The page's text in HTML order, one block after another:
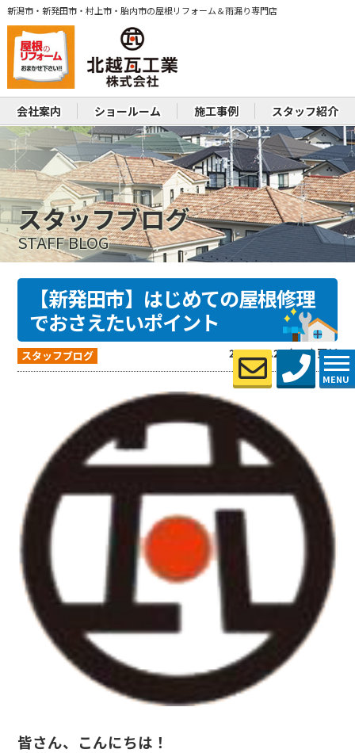
新潟市・新発田市・村上市・胎内市の屋根リフォーム＆雨漏り専門店
MENU
会社案内 ショールーム 施工事例 スタッフ紹介
スタッフブログ
STAFF BLOG
【新発田市】はじめての屋根修理
でおさえたいポイント
スタッフブログ 2026.02.28 (Sat) 更新
皆さん、こんにちは！